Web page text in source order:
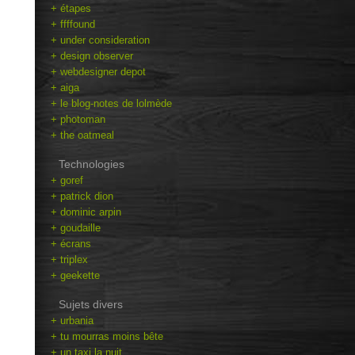
+ étapes
+ ffffound
+ under consideration
+ design observer
+ webdesigner depot
+ aiga
+ le blog-notes de lolmède
+ photoman
+ the oatmeal
Technologies
+ goref
+ patrick dion
+ dominic arpin
+ goudaille
+ écrans
+ triplex
+ geekette
Sujets divers
+ urbania
+ tu mourras moins bête
+ un taxi la nuit